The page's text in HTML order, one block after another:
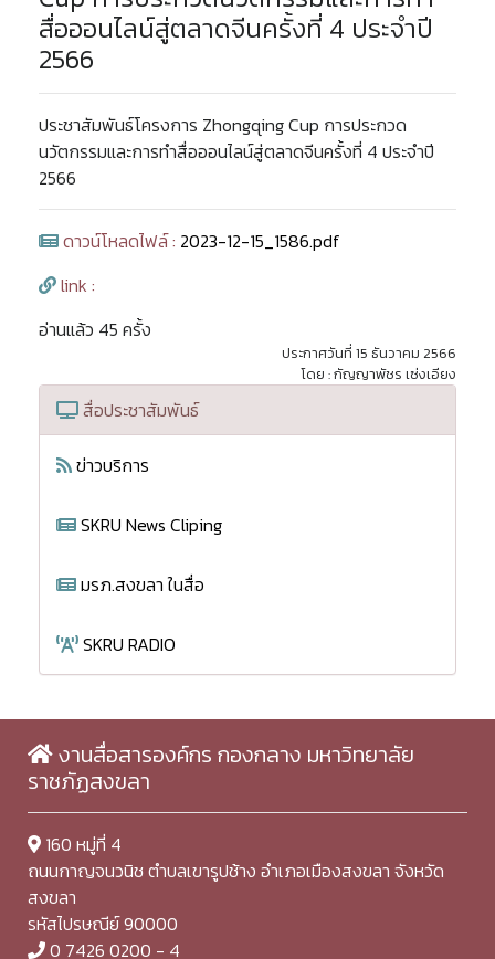
สื่อออนไลน์สู่ตลาดจีนครั้งที่ 4 ประจำปี
2566
ประชาสัมพันธ์โครงการ Zhongqing Cup การประกวด
นวัตกรรมและการทำสื่อออนไลน์สู่ตลาดจีนครั้งที่ 4 ประจำปี
2566
ดาวน์โหลดไฟล์ : 2023-12-15_1586.pdf
link :
อ่านแล้ว 45 ครั้ง
ประกาศวันที่ 15 ธันวาคม 2566
โดย : กัญญาพัชร เซ่งเอียง
สื่อประชาสัมพันธ์
ข่าวบริการ
SKRU News Cliping
มรภ.สงขลา ในสื่อ
SKRU RADIO
งานสื่อสารองค์กร กองกลาง มหาวิทยาลัย
ราชภัฏสงขลา
160 หมู่ที่ 4
ถนนกาญจนวนิช ตำบลเขารูปช้าง อำเภอเมืองสงขลา จังหวัด
สงขลา
รหัสไปรษณีย์ 90000
0 7426 0200 - 4